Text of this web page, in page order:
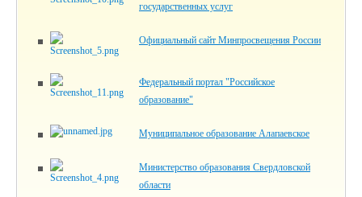
государственных услуг
Официальный сайт Минпросвещения России
Федеральный портал "Российское
образование"
Муниципальное образование Алапаевское
Министерство образования Свердловской
области